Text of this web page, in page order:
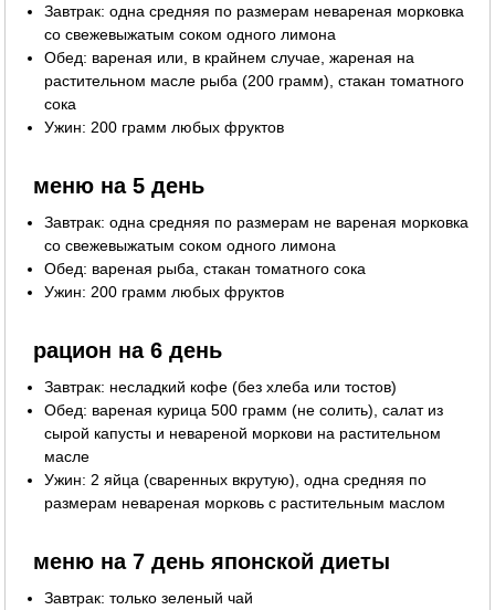
Завтрак: одна средняя по размерам невареная морковка
со свежевыжатым соком одного лимона
Обед: вареная или, в крайнем случае, жареная на
растительном масле рыба (200 грамм), стакан томатного
сока
Ужин: 200 грамм любых фруктов
меню на 5 день
Завтрак: одна средняя по размерам не вареная морковка
со свежевыжатым соком одного лимона
Обед: вареная рыба, стакан томатного сока
Ужин: 200 грамм любых фруктов
рацион на 6 день
Завтрак: несладкий кофе (без хлеба или тостов)
Обед: вареная курица 500 грамм (не солить), салат из
сырой капусты и невареной моркови на растительном
масле
Ужин: 2 яйца (сваренных вкрутую), одна средняя по
размерам невареная морковь с растительным маслом
меню на 7 день японской диеты
Завтрак: только зеленый чай